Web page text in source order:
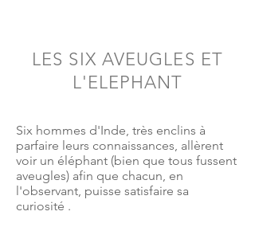
LES SIX AVEUGLES ET
L'ELEPHANT
Six hommes d'Inde, très enclins à
parfaire leurs connaissances, allèrent
voir un éléphant (bien que tous fussent
aveugles) afin que chacun, en
l'observant, puisse satisfaire sa
curiosité .